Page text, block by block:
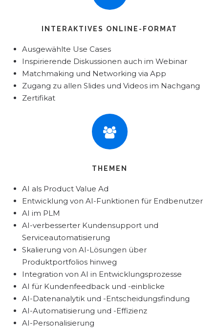
INTERAKTIVES ONLINE-FORMAT
Ausgewählte Use Cases
Inspirierende Diskussionen auch im Webinar
Matchmaking und Networking via App
Zugang zu allen Slides und Videos im Nachgang
Zertifikat
THEMEN
AI als Product Value Ad
Entwicklung von AI-Funktionen für Endbenutzer
AI im PLM
AI-verbesserter Kundensupport und
Serviceautomatisierung
Skalierung von AI-Lösungen über
Produktportfolios hinweg
Integration von AI in Entwicklungsprozesse
AI für Kundenfeedback und -einblicke
AI-Datenanalytik und -Entscheidungsfindung
AI-Automatisierung und -Effizienz
AI-Personalisierung